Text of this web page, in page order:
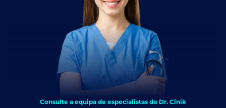
Consulte a equipa de especialistas do Dr. Cinik